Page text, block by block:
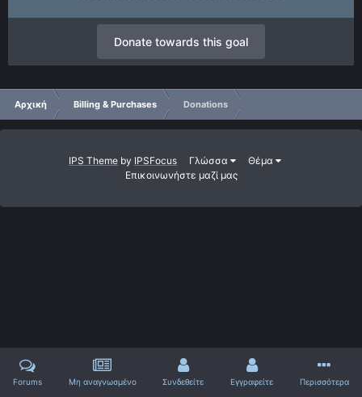
Donate towards this goal
Αρχική Billing & Purchases Donations
IPS Theme by IPSFocus Γλώσσα
Θέμα
Επικοινωνήστε μαζί μας
Forums Μη αναγνωσμένο Συνδεθείτε Εγγραφείτε Περισσότερα